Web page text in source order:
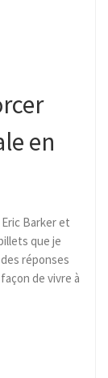
en
Barker et
que je
réponses
de vivre à